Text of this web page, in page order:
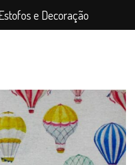
e Decoração